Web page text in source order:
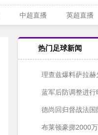
中超直播 英超直播
热门足球新闻
理查兹爆料萨拉赫欠债
蓝军后防调整进行时：
德尚回归督战法国队训
布莱顿豪掷2000万英镑锁